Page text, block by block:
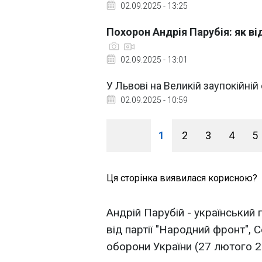
02.09.2025 - 13:25
Похорон Андрія Парубія: як
02.09.2025 - 13:01
У Львові на Великій
02.09.2025 - 10:59
1 2 3 4 5
Ця сторінка виявилася корисною?
Андрій Парубій - український
від партії "Народний фронт",
оборони України (27 лютого